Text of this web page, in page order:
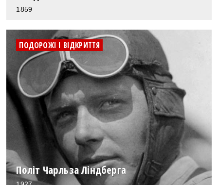
1859
ПОДОРОЖІ І ВІДКРИТТЯ
Політ Чарльза Ліндберга